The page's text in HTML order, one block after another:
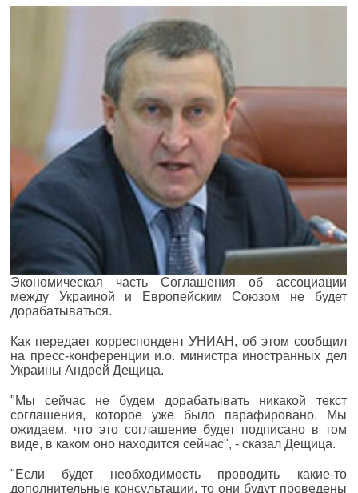
Экономическая часть Соглашения об ассоциации
между Украиной и Европейским Союзом не будет
дорабатываться.
Как передает корреспондент УНИАН, об этом сообщил
на пресс-конференции и.о. министра иностранных дел
Украины Андрей Дещица.
"Мы сейчас не будем дорабатывать никакой текст
соглашения, которое уже было парафировано. Мы
ожидаем, что это соглашение будет подписано в том
виде, в каком оно находится сейчас", - сказал Дещица.
"Если будет необходимость проводить какие-то
дополнительные консультации, то они будут проведены